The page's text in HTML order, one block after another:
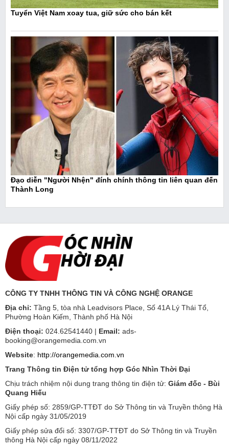
Tuyển Việt Nam xoay tua, giữ sức cho bán kết
Đạo diễn "Người Nhện" đính chính thông tin liên quan đến
Thành Long
CÔNG TY TNHH THÔNG TIN VÀ CÔNG NGHỆ ORANGE
Địa chỉ: Tầng 5, tòa nhà Leadvisors Place, Số 41A Lý Thái Tổ,
Phường Hoàn Kiếm, Thành phố Hà Nội
Điện thoại: 024.62541440 | Email: ads-
booking@orangemedia.com.vn
Website: http://orangemedia.com.vn
Trang Thông tin Điện tử tổng hợp Góc Nhìn Thời Đại
Chịu trách nhiệm nội dung trang thông tin điện tử: Giám đốc - Bùi
Quang Hiếu
Giấy phép số: 2859/GP-TTĐT do Sở Thông tin và Truyền thông Hà
Nội cấp ngày 31/05/2019
Giấy phép sửa đổi số: 3307/GP-TTĐT do Sở Thông tin và Truyền
thông Hà Nội cấp ngày 08/11/2022